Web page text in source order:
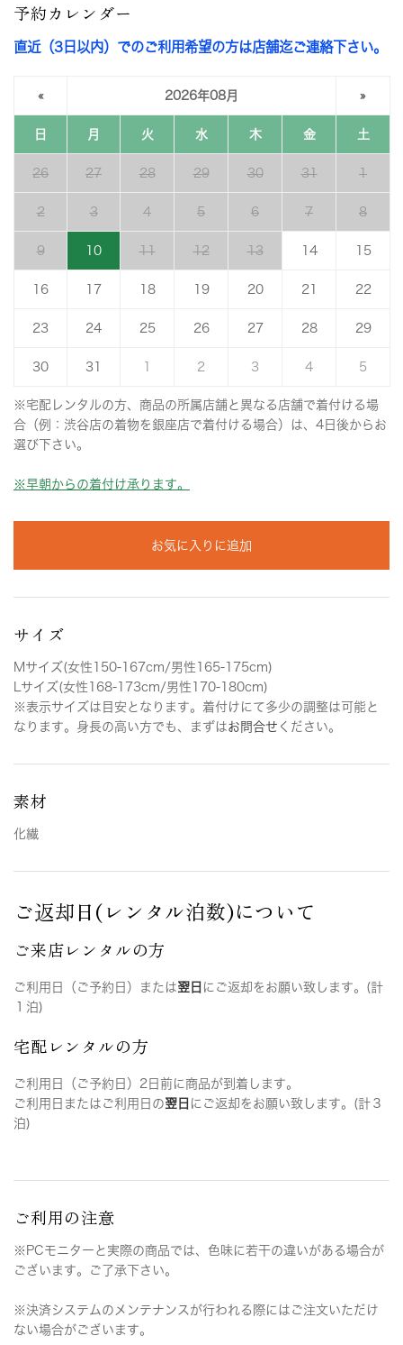
予約カレンダー
直近（3日以内）でのご利用希望の方は店舗迄ご連絡下さい。
« 2026年08月 »
日 月 火 水 木 金 土
26 27 28 29 30 31 1
2 3 4 5 6 7 8
9 10 11 12 13 14 15
16 17 18 19 20 21 22
23 24 25 26 27 28 29
30 31 2 3 4 5
※宅配レンタルの方、商品の所属店舗と異なる店舗で着付ける場
合（例：渋谷店の着物を銀座店で着付ける場合）は、4日後からお
選び下さい。
※早朝からの着付け承ります。
お気に入りに追加
サイズ
Mサイズ(女性150-167cm/男性165-175cm)
Lサイズ(女性168-173cm/男性170-180cm)
※表示サイズは目安となります。着付けにて多少の調整は可能と
なります。身長の高い方でも、まずはお問合せ ください。
素材
化繊
ご返却日(レンタル泊数)について
ご来店レンタルの方
ご利用日（ご予約日）または翌日 にご返却をお願い致します。(計
１泊)
宅配レンタルの方
ご利用日（ご予約日）2日前に商品が到着します。
ご利用日またはご利用日の翌日 にご返却をお願い致します。(計３
泊)
ご利用の注意
※PCモニターと実際の商品では、色味に若干の違いがある場合が
ございます。ご了承下さい。
※決済システムのメンテナンスが行われる際にはご注文いただけ
ない場合がございます。